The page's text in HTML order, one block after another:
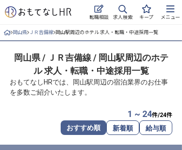
転職相談 求人検索 キープ メニュー
ログイン
求人・施設を探す
キープした求人
おもてなしHRについて
岡山県 ＪＲ吉備線 岡山駅周辺のホテル 求人・転職・中途採用一覧
岡山県 / ＪＲ吉備線 / 岡山駅周辺のホテ
ル 求人・転職・中途採用一覧
おもてなしHRでは、岡山駅周辺の宿泊業界のお仕事
を多数ご紹介いたします。
1 ~ 24件/24件
おすすめ順 新着順 給与順